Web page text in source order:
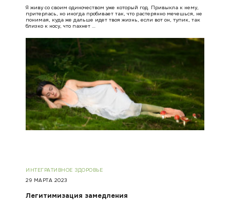
Я живу со своим одиночеством уже который год. Привыкла к нему,
притерлась, но иногда пробивает так, что растерянно мечешься, не
понимая, куда же дальше идет твоя жизнь, если вот он, тупик, так
близко к носу, что пахнет …
ИНТЕГРАТИВНОЕ ЗДОРОВЬЕ
29 МАРТА 2023
Легитимизация замедления